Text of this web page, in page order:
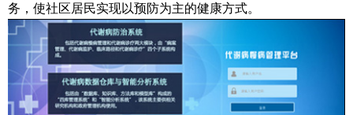
务，使社区居民实现以预防为主的健康方式。